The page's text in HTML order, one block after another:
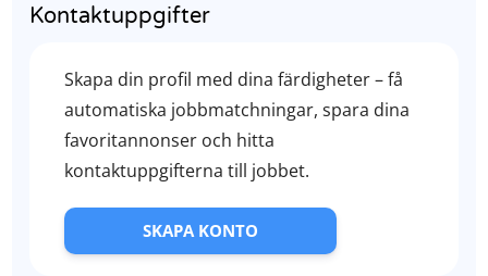
Kontaktuppgifter
Skapa din profil med dina färdigheter – få
automatiska jobbmatchningar, spara dina
favoritannonser och hitta
kontaktuppgifterna till jobbet.
SKAPA KONTO